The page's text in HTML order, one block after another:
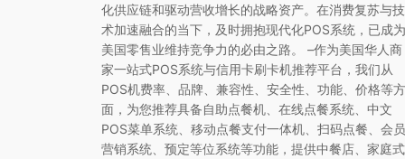
化供应链和驱动营收增长的战略资产。在消费复苏与技
术加速融合的当下，及时拥抱现代化POS系统，已成为
美国零售业维持竞争力的必由之路。 –作为美国华人商
家一站式POS系统与信用卡刷卡机推荐平台，我们从
POS机费率、品牌、兼容性、安全性、功能、价格等方
面，为您推荐具备自助点餐机、在线点餐系统、中文
POS菜单系统、移动点餐支付一体机、扫码点餐、会员
营销系统、预定等位系统等功能，提供中餐店、家庭式